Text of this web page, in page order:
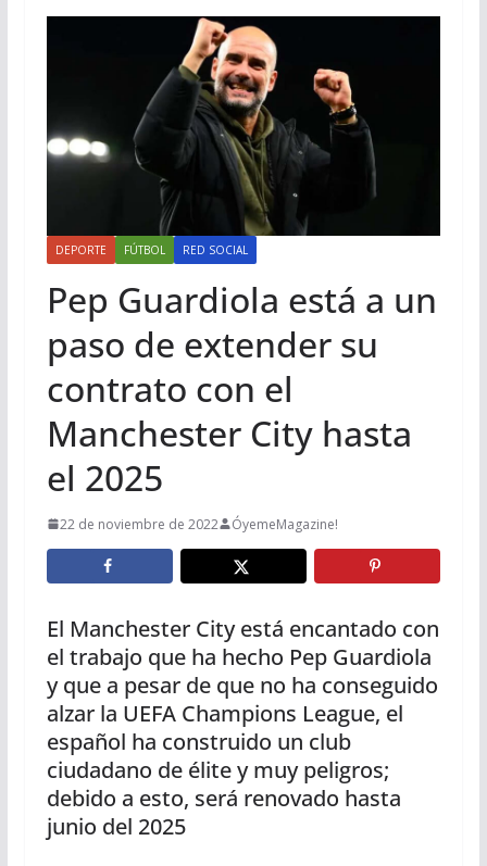
DEPORTE FÚTBOL RED SOCIAL
Pep Guardiola está a un
paso de extender su
contrato con el
Manchester City hasta
el 2025
22 de noviembre de 2022 ÓyemeMagazine!
El Manchester City está encantado con
el trabajo que ha hecho Pep Guardiola
y que a pesar de que no ha conseguido
alzar la UEFA Champions League, el
español ha construido un club
ciudadano de élite y muy peligros;
debido a esto, será renovado hasta
junio del 2025